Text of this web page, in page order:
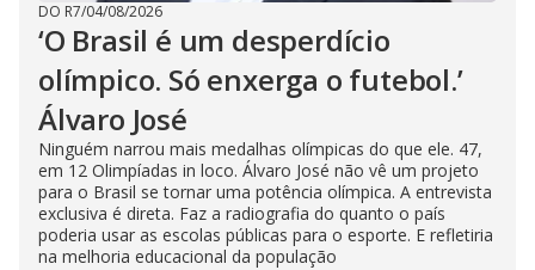
DO R7/04/08/2026
‘O Brasil é um desperdício
olímpico. Só enxerga o futebol.’
Álvaro José
Ninguém narrou mais medalhas olímpicas do que ele. 47,
em 12 Olimpíadas in loco. Álvaro José não vê um projeto
para o Brasil se tornar uma potência olímpica. A entrevista
exclusiva é direta. Faz a radiografia do quanto o país
poderia usar as escolas públicas para o esporte. E refletiria
na melhoria educacional da população